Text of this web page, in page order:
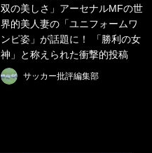
双の美しさ」アーセナルMFの世
界的美人妻の「ユニフォームワ
ンピ姿」が話題に！ 「勝利の女
神」と称えられた衝撃的投稿
サッカー批評編集部